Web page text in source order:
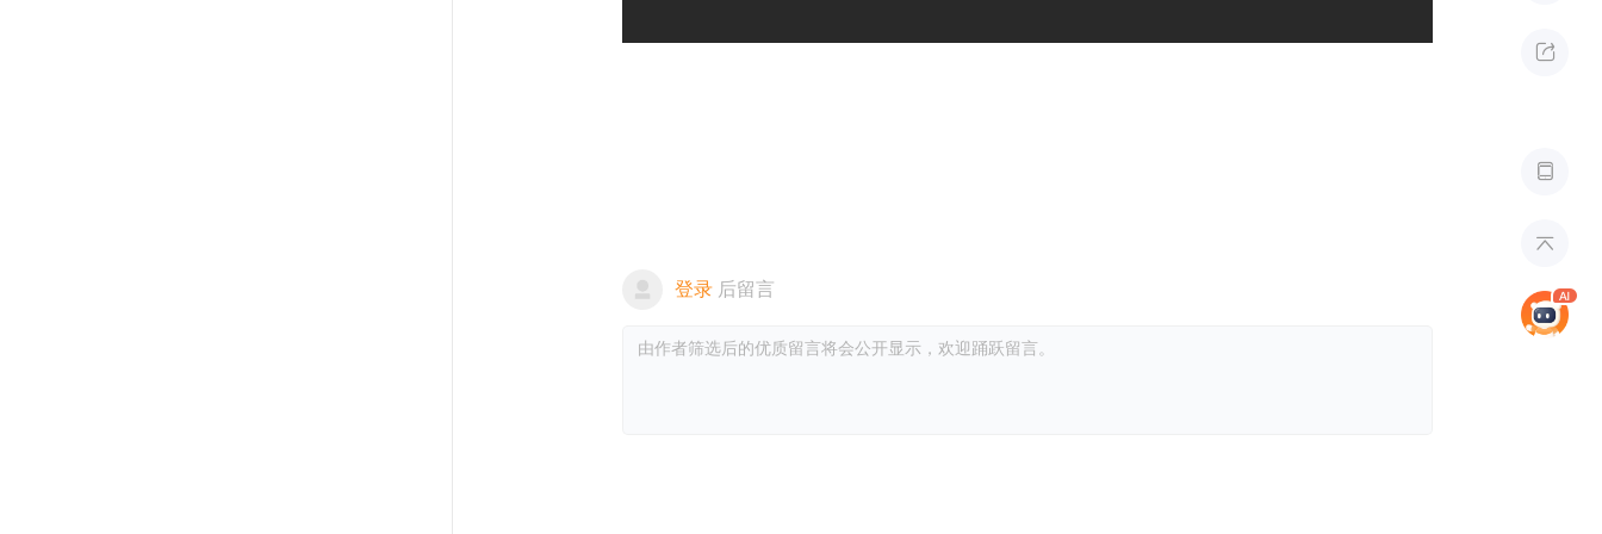



登录 后留言